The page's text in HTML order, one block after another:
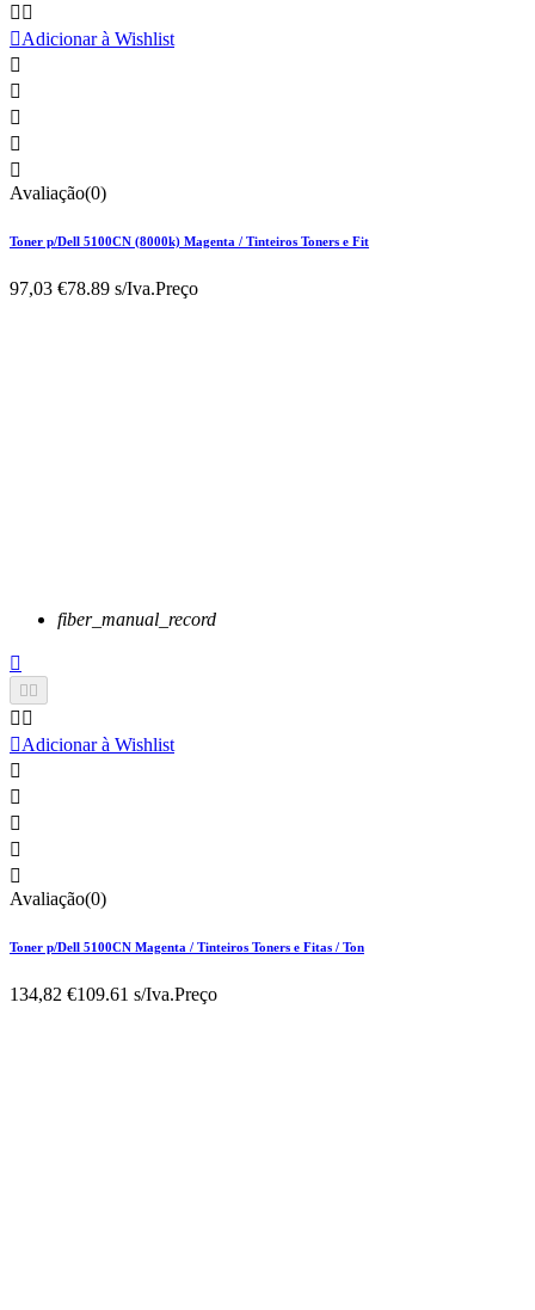
 
Adicionar à Wishlist





Avaliação(0)
Toner p/Dell 5100CN (8000k) Magenta / Tinteiros Toners e Fit
97,03 €78.89 s/Iva.Preço
fiber_manual_record

 
 
Adicionar à Wishlist





Avaliação(0)
Toner p/Dell 5100CN Magenta / Tinteiros Toners e Fitas / Ton
134,82 €109.61 s/Iva.Preço